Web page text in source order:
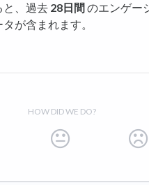
と、過去 28日間のエンゲー
タが含まれます。
HOW DID WE DO?